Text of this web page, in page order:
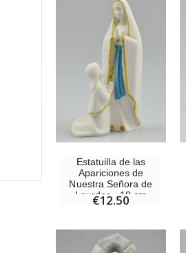
Estatuilla de las
Apariciones de
Nuestra Señora de
Lourdes - 10 cm
€12.50